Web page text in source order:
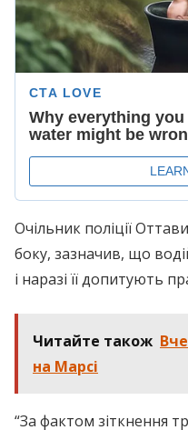
Очільник поліції
боку, зазначив, що
і наразі її допитують
Читайте також
на Марсі
“За фактом зіткнення